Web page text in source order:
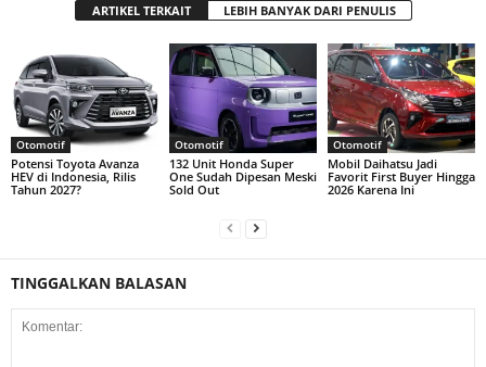
ARTIKEL TERKAIT LEBIH BANYAK DARI PENULIS
Otomotif
Potensi Toyota Avanza
HEV di Indonesia, Rilis
Tahun 2027?
Otomotif
132 Unit Honda Super
One Sudah Dipesan Meski
Sold Out
Otomotif
Mobil Daihatsu Jadi
Favorit First Buyer Hingga
2026 Karena Ini
TINGGALKAN BALASAN